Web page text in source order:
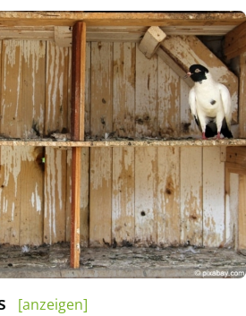
[anzeigen]